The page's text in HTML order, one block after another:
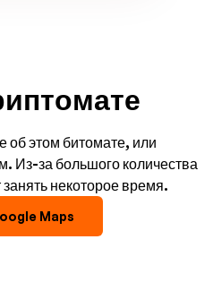
об этом битомате, или
Из-за большого количества
некоторое время.
Maps